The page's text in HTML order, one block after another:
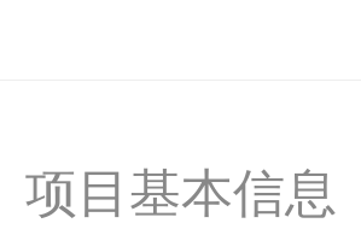
项目基本信息